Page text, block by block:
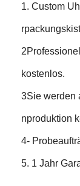
1. Custom
kostenlos.
3Sie werden
nproduktion
4-
5. 1 Jahr